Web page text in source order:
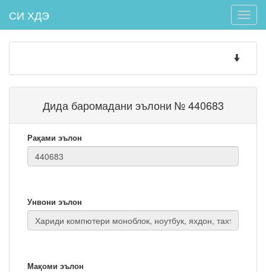
Toggle
СИ ХДЭ
Toggle
Дида баромадани эълони № 440683
Рақами эълон
Унвони эълон
Мақоми эълон